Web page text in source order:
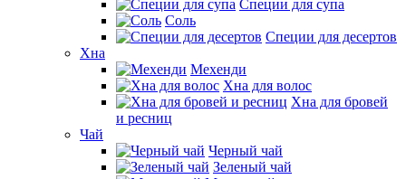
Специи для супа
Соль
Специи для десертов
Хна
Мехенди
Хна для волос
Хна для бровей
и ресниц
Чай
Черный чай
Зеленый чай